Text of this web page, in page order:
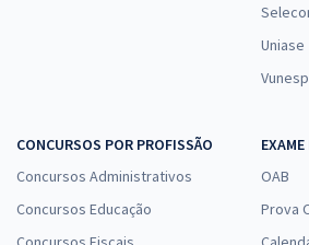
Uniase
Vunesp
CONCURSOS POR PROFISSÃO
Concursos Administrativos
Concursos Educação
OAB
Prova